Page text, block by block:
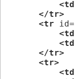
<td
</tr>
<tr id=
<td
<td
</tr>
<tr>
<td